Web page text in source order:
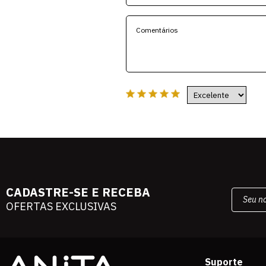
CADASTRE-SE E RECEBA
OFERTAS EXCLUSIVAS
Suporte